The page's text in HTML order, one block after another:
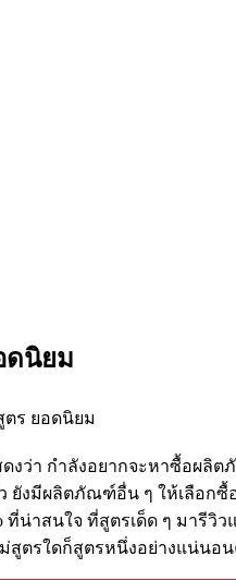
ดนิยม
ดงว่า กำลังอยากจะหาซื้อผ
งมีผลิตภัณฑ์อื่น ๆ ให้เลือกซื้
าสนใจ ที่สูตรเด็ด ๆ มารีวิว
สูตรใดก็สูตรหนึ่งอย่างแน่นอ